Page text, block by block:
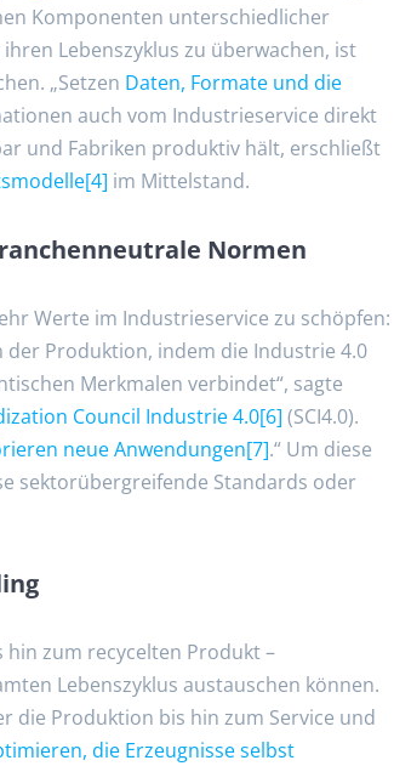
Komponenten unterschiedlicher
Lebenszyklus zu überwachen, ist
„Setzen Daten, Formate und die
auch vom Industrieservice direkt
und Fabriken produktiv hält, erschließt
[4] im Mittelstand.
Normen
Werte im Industrieservice zu schöpfen:
Produktion, indem die Industrie 4.0
Merkmalen verbindet“, sagte
Council Industrie 4.0[6] (SCI4.0).
neue Anwendungen[7].“ Um diese
sektorübergreifende Standards oder
zum recycelten Produkt –
Lebenszyklus austauschen können.
die Produktion bis hin zum Service und
die Erzeugnisse selbst